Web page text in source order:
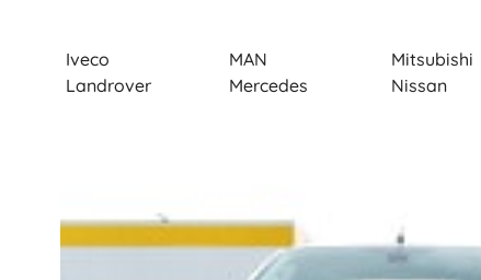
Iveco
Landrover
MAN
Mercedes
Mitsubishi
Nissan